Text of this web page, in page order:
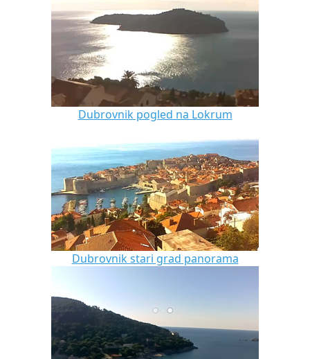
Dubrovnik pogled na Lokrum
Dubrovnik stari grad panorama